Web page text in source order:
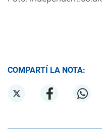
COMPARTÍ LA NOTA: